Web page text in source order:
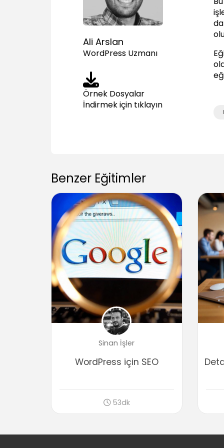
Ali Arslan
WordPress Uzmanı
Örnek Dosyalar
İndirmek için tıklayın
Benzer Eğitimler
Sinan İşler
WordPress için SEO
53dk